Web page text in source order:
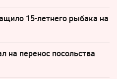
15-летнего рыбака на
на перенос посольства